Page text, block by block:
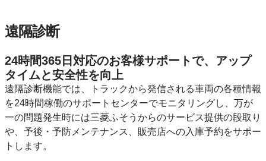
遠隔診断
24時間365日対応のお客様サポートで、アップ
タイムと安全性を向上
遠隔診断機能では、トラックから発信される車両の各種情報
を24時間稼働のサポートセンターでモニタリングし、万が
一の問題発生時には三菱ふそうからのサービス提供の段取り
や、予後・予防メンテナンス、販売店への入庫予約をサポー
トします。